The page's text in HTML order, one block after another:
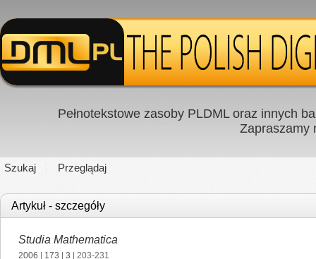
Pełnotekstowe zasoby PLDML oraz innych
Zapraszamy
Szukaj Przeglądaj
Artykuł - szczegóły
Studia Mathematica
2006 173 3 | 203-231